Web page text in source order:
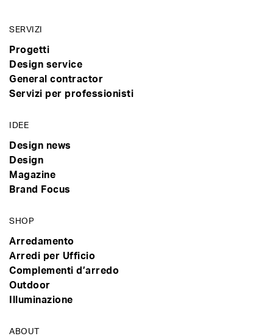
SERVIZI
Progetti
Design service
General contractor
Servizi per professionisti
IDEE
Design news
Design
Magazine
Brand Focus
SHOP
Arredamento
Arredi per Ufficio
Complementi d’arredo
Outdoor
Illuminazione
ABOUT